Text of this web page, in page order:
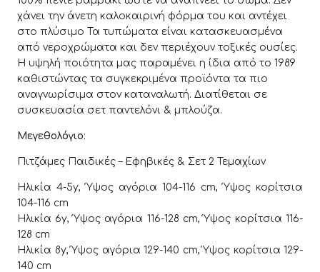
χάνει την άνετη καλοκαιρινή φόρμα του και αντέχει
στο πλύσιμο Τα τυπώματα είναι κατασκευασμένα
από νεροχρώματα και δεν περιέχουν τοξικές ουσίες.
Η υψηλή ποιότητα μας παραμένει η ίδια από το 1989
καθιστώντας τα συγκεκριμένα προϊόντα τα πιο
αναγνωρίσιμα στον καταναλωτή. Διατίθεται σε
συσκευασία σετ παντελόνι & μπλούζα.
Μεγεθολόγιο:
Πιτζάμες Παιδικές – Εφηβικές & Σετ 2 Τεμαχίων
Ηλικία 4-5y, Ύψος αγόρια 104-116 cm, Ύψος κορίτσια
104-116 cm
Ηλικία 6y, Ύψος αγόρια 116-128 cm, Ύψος κορίτσια 116-
128 cm
Ηλικία 8y, Ύψος αγόρια 129-140 cm, Ύψος κορίτσια 129-
140 cm